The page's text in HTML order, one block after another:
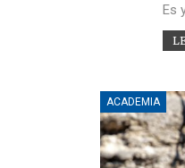
Es
ACADEMIA